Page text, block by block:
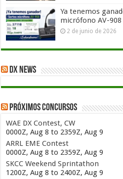
Ya tenemos
micrófono AV-908
2 de junio de 2026
DX News
Próximos concursos
WAE DX Contest, CW
0000Z, Aug 8 to 2359Z, Aug 9
ARRL EME Contest
0000Z, Aug 8 to 2359Z, Aug 9
SKCC Weekend Sprintathon
1200Z, Aug 8 to 2400Z, Aug 9